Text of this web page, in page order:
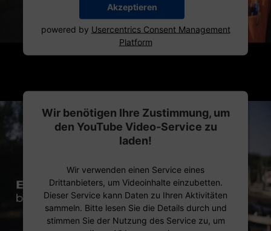
Akzeptieren
powered by Usercentrics Consent Management
Platform
Wir benötigen Ihre Zustimmung, um
den YouTube Video-Service zu
laden!
Wir verwenden einen Service eines
Drittanbieters, um Videoinhalte einzubetten.
Dieser Service kann Daten zu Ihren Aktivitäten
sammeln. Bitte lesen Sie die Details durch und
stimmen Sie der Nutzung des Service zu, um